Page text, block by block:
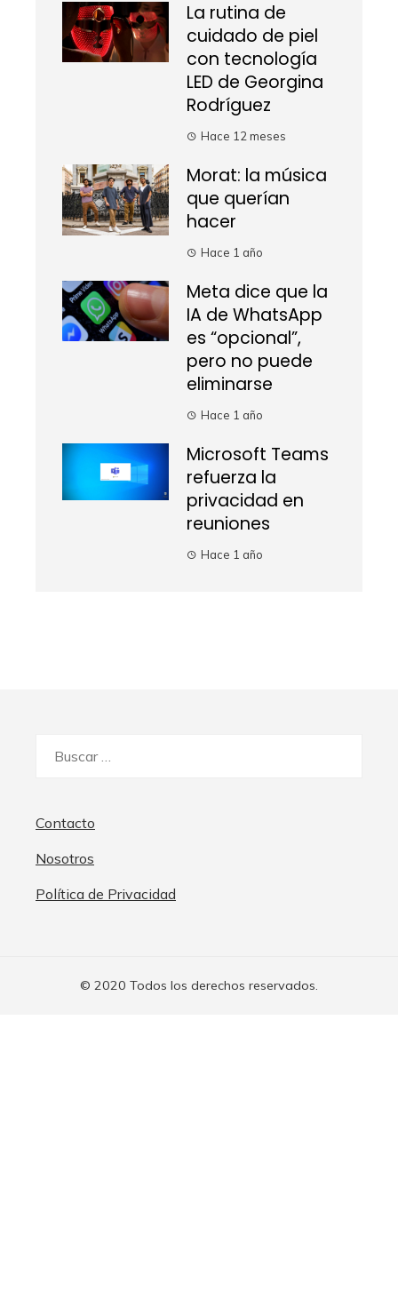
La rutina de
cuidado de piel
con tecnología
LED de Georgina
Rodríguez
Hace 12 meses
Morat: la música
que querían
hacer
Hace 1 año
Meta dice que la
IA de WhatsApp
es “opcional”,
pero no puede
eliminarse
Hace 1 año
Microsoft Teams
refuerza la
privacidad en
reuniones
Hace 1 año
Contacto
Nosotros
Política de Privacidad
© 2020 Todos los derechos reservados.